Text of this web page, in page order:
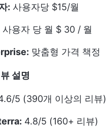
: 사용자당 $15/월
사용자 당 월 $ 30 / 월
맞춤형 가격 책정
설명
5 (390개 이상의 리뷰)
4.8/5 (160+ 리뷰)